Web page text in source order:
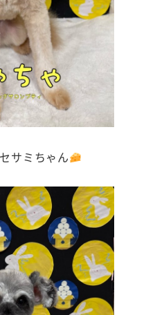
サミちゃん